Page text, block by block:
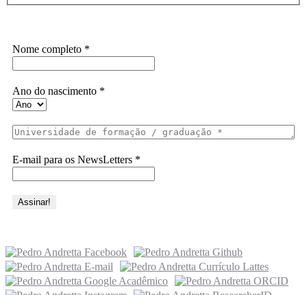
Nome completo *
Ano do nascimento *
E-mail para os NewsLetters *